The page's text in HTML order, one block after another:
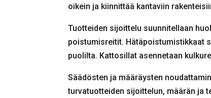
oikein ja kiinnittää kantaviin
Tuotteiden sijoittelu suunnitellaan
poistumisreitit. Hätäpoistumistikkaat
puolilta. Kattosillat asennetaan
Säädösten ja määräysten
turvatuotteiden sijoittelun, määrän ja